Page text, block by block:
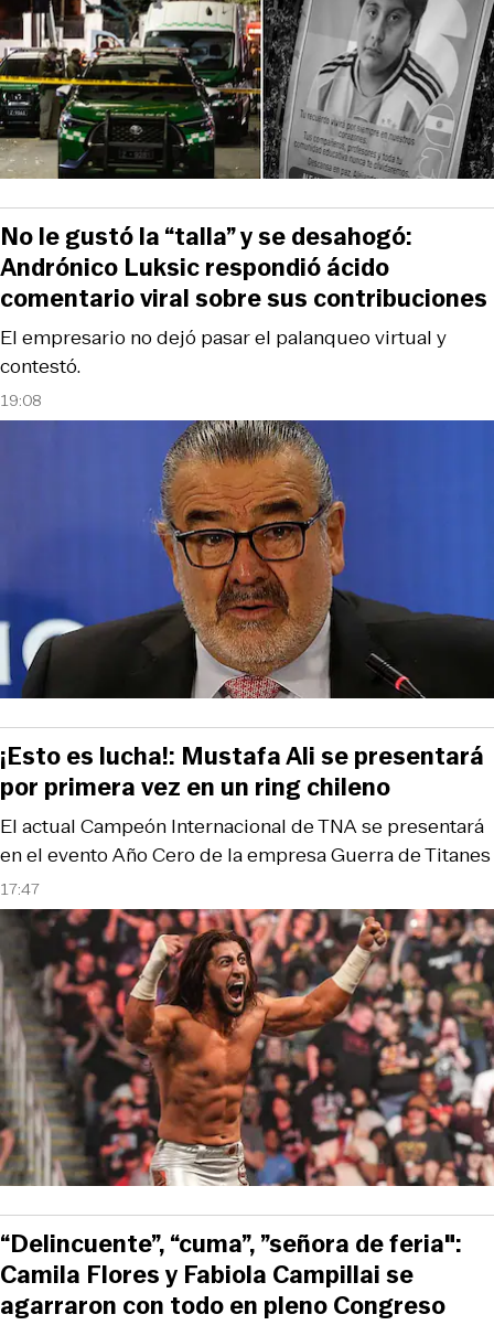
19:08
El empresario no dejó pasar el palanqueo virtual y
contestó.
No le gustó la “talla” y se desahogó:
Andrónico Luksic respondió ácido
comentario viral sobre sus contribuciones
17:47
El actual Campeón Internacional de TNA se presentará
en el evento Año Cero de la empresa Guerra de Titanes
¡Esto es lucha!: Mustafa Ali se presentará
por primera vez en un ring chileno
“Delincuente”, “cuma”, ”señora de feria":
Camila Flores y Fabiola Campillai se
agarraron con todo en pleno Congreso